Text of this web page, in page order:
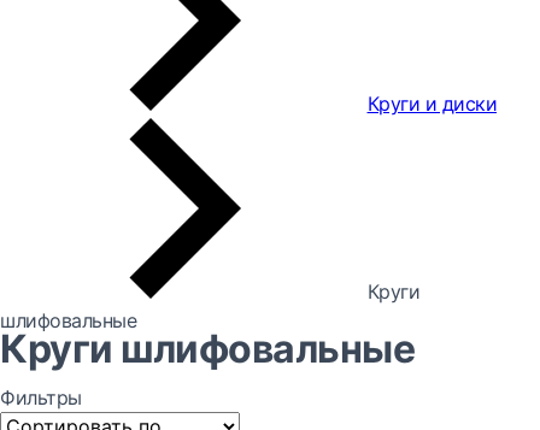
Круги и диски
Круги
шлифовальные
Круги шлифовальные
Фильтры